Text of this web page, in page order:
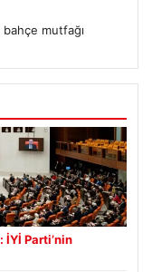
bahçe mutfağı
İYİ Parti’nin